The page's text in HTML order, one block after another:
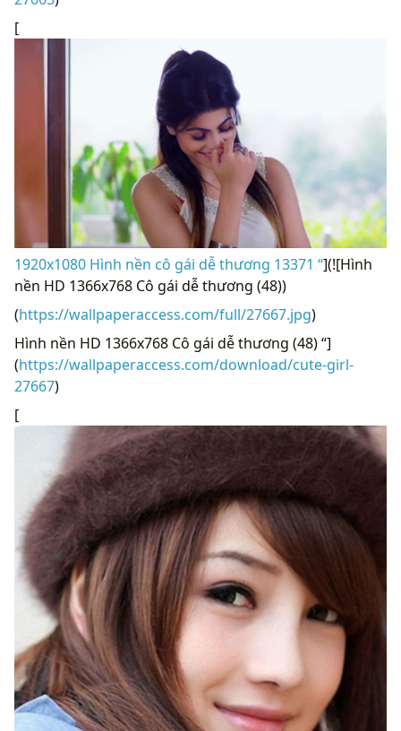
[
1920x1080 Hình nền cô gái dễ thương 13371 “](![Hình
nền HD 1366x768 Cô gái dễ thương (48))
(https://wallpaperaccess.com/full/27667.jpg)
Hình nền HD 1366x768 Cô gái dễ thương (48) “]
(https://wallpaperaccess.com/download/cute-girl-
27667)
[